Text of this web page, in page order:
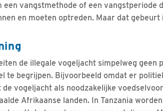
vangstmethode of een vangstperiode
en moeten optreden. Maar dat gebeurt
de illegale vogeljacht simpelweg geen
te begrijpen. Bijvoorbeeld omdat er
vogeljacht als noodzakelijke
Afrikaanse landen. In Tanzania